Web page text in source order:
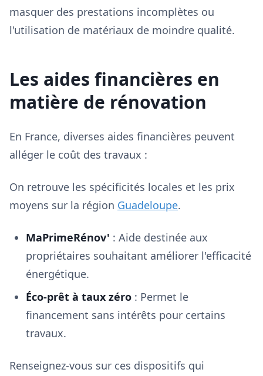
masquer des prestations incomplètes ou
l'utilisation de matériaux de moindre qualité.
Les aides financières en
matière de rénovation
En France, diverses aides financières peuvent
alléger le coût des travaux :
On retrouve les spécificités locales et les prix
moyens sur la région Guadeloupe.
MaPrimeRénov' : Aide destinée aux
propriétaires souhaitant améliorer l'efficacité
énergétique.
Éco-prêt à taux zéro : Permet le
financement sans intérêts pour certains
travaux.
Renseignez-vous sur ces dispositifs qui